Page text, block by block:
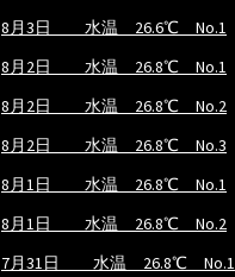
8月3日 水温 26.6℃ No.1
8月2日 水温 26.8℃ No.1
8月2日 水温 26.8℃ No.2
8月2日 水温 26.8℃ No.3
8月1日 水温 26.8℃ No.1
8月1日 水温 26.8℃ No.2
7月31日 水温 26.8℃ No.1